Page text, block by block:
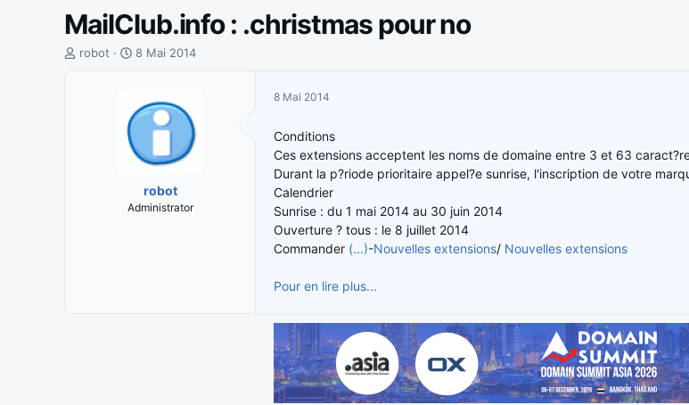
MailClub.info : .christmas pour no
Irobot
D
e
d
u
8 Mai 2014
robot
Administrator
8 Mai 2014
Conditions
Ces extensions acceptent les noms de domaine entre 3 et 63
Durant la p?riode prioritaire appel?e sunrise, l'inscription de votre
Calendrier
Sunrise : du 1 mai 2014 au 30 juin 2014
Ouverture ? tous : le 8 juillet 2014
Commander (...)-Nouvelles extensions/ Nouvelles extensions
Pour en lire plus...